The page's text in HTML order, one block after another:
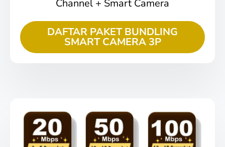
Channel + Smart Camera
DAFTAR PAKET BUNDLING
SMART CAMERA 3P